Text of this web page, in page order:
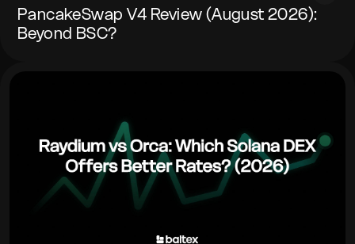
PancakeSwap V4 Review (August 2026):
Beyond BSC?